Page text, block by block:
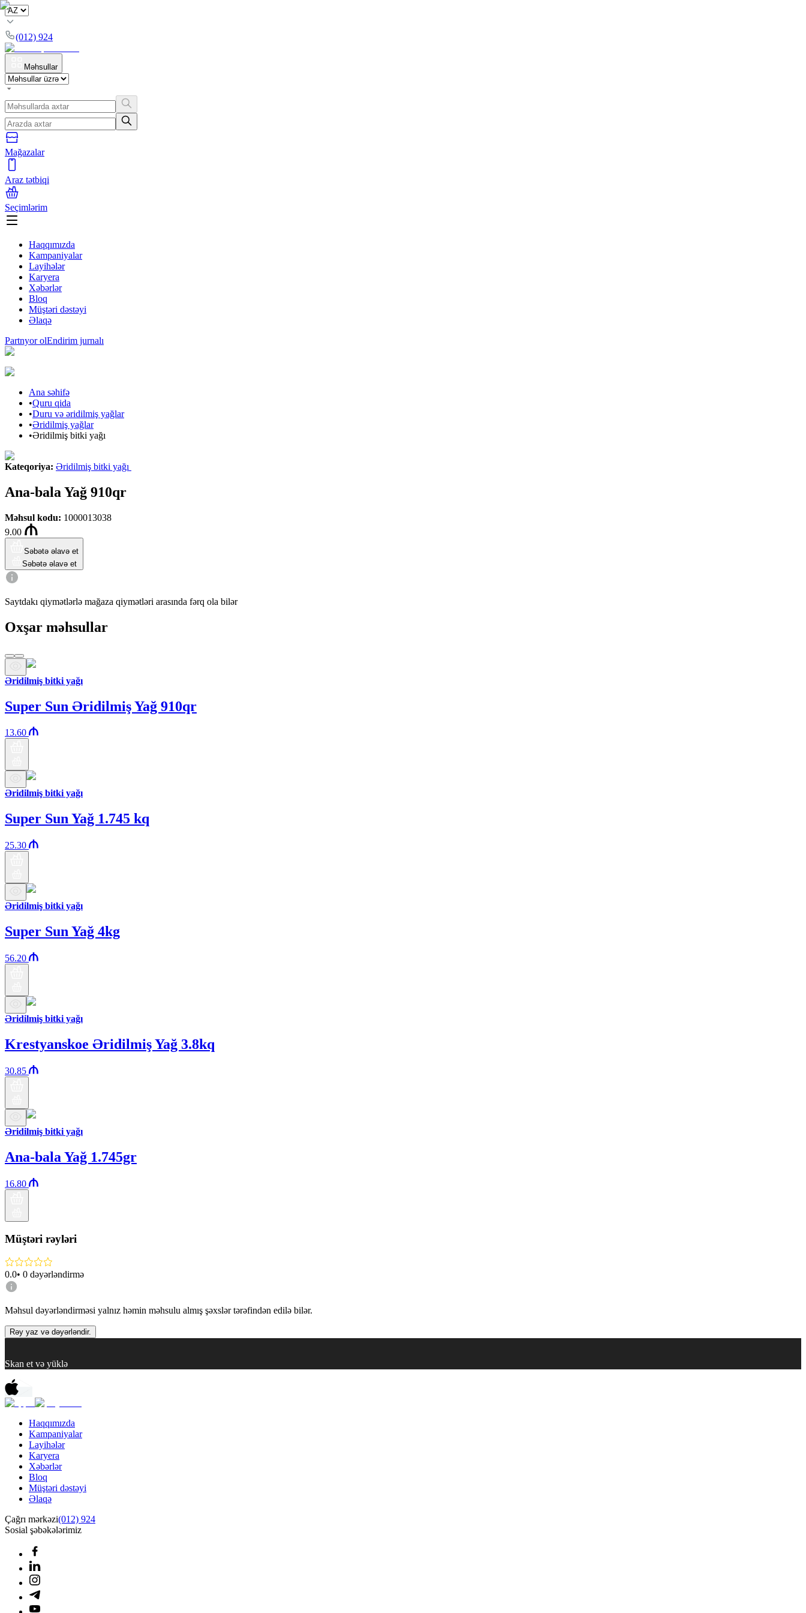
(012) 924
Məhsullar
Mağazalar
Araz tətbiqi
Seçimlərim
Haqqımızda
Kampaniyalar
Layihələr
Karyera
Xəbərlər
Bloq
Müştəri dəstəyi
Əlaqə
Partnyor olEndirim jurnalı
Ana səhifə
•Quru qida
•Duru və əridilmiş yağlar
•Əridilmiş yağlar
•Əridilmiş bitki yağı
Kateqoriya: Əridilmiş bitki yağı
Ana-bala Yağ 910qr
Məhsul kodu: 1000013038
9.00
Səbətə əlavə et
Səbətə əlavə et
Saytdakı qiymətlərlə mağaza qiymətləri arasında fərq ola bilər
Oxşar məhsullar
Əridilmiş bitki yağı
Super Sun Əridilmiş Yağ 910qr
13.60
Əridilmiş bitki yağı
Super Sun Yağ 1.745 kq
25.30
Əridilmiş bitki yağı
Super Sun Yağ 4kg
56.20
Əridilmiş bitki yağı
Krestyanskoe Əridilmiş Yağ 3.8kq
30.85
Əridilmiş bitki yağı
Ana-bala Yağ 1.745gr
16.80
Müştəri rəyləri
0.0• 0 dəyərləndirmə
Məhsul dəyərləndirməsi yalnız həmin məhsulu almış şəxslər tərəfindən edilə bilər.
Rəy yaz və dəyərləndir.
Skan et və yüklə
Haqqımızda
Kampaniyalar
Layihələr
Karyera
Xəbərlər
Bloq
Müştəri dəstəyi
Əlaqə
Çağrı mərkəzi(012) 924
Sosial şəbəkələrimiz